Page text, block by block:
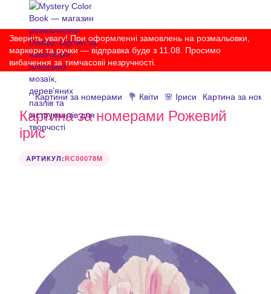
Зверніть увагу! При оформленні замовлень на розмальовки,
маркери та ручки — відправка буде з 11.08. Просимо
вибачення за тимчасовіі незручності.
Картини за номерами 💐 Квіти 🌸 Іриси Картина за
Картина за номерами Рожевий
ірис
АРТИКУЛ:RC00078M